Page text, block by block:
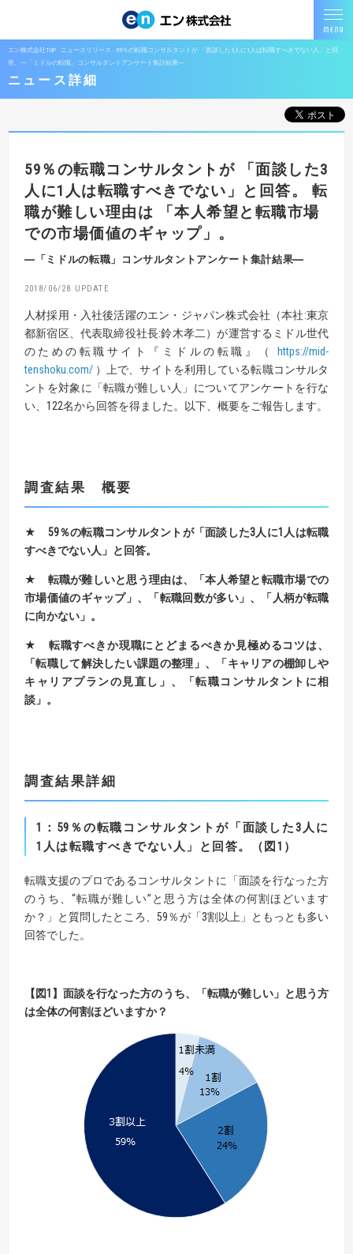
エン株式会社TOP ニュースリリース
59％の転職コンサルタントが 「面談した3人に1人は転職すべきでない人」と回
答。―「ミドルの転職」コンサルタントアンケート集計結果―
ニュース詳細
59％の転職コンサルタントが
「面談した3
人に1人は転職すべきでない」と回答。 転
職が難しい理由は
「本人希望と転職市場
での市場価値のギャップ」。
―「ミドルの転職」コンサルタントアンケート集計結果―
2018/06/28
人材採用・入社後活躍のエン・ジャパン株式会社（本社:東京
都新宿区、代表取締役社長:鈴木孝二）が運営するミドル世代
のための転職サイト『ミドルの転職』（ https://mid-
tenshoku.com/ ）上で、サイトを利用している転職コンサルタ
ントを対象に「転職が難しい人」についてアンケートを行な
い、122名から回答を得ました。以下、概要をご報告します。
調査結果 概要
★ 59％の転職コンサルタントが「面談した3人に1 人は転職
すべきでない人」 と回答。
★ 転職が難しいと思う理由は、「本人希望と転職市場での
市場価値のギャップ」、 「転職回数が多い」、「 人柄が転職
に向かない」。
★ 転職すべきか現職にとどまるべきか見極めるコツは、
「転職して解決したい課題の整理 」、「キャリアの棚卸しや
キャリアプランの見直し 」、「転職コンサルタントに相
談」。
調査結果詳細
1 ： 59 ％の転職コンサルタントが「面談した3 人に
1 人は転職すべきでない人」 と回答。（ 図 1 ）
転職支援のプロであるコンサルタントに「面談を行なった方
のうち、“転職が難しい”と思う方は全体の何割ほどいます
か？」と質問したところ、59％が「3割以上」ともっとも多い
回答でした。
【図1】面談を行なった方のうち、「転職が難しい」と思う方
は全体の何割ほどいますか？